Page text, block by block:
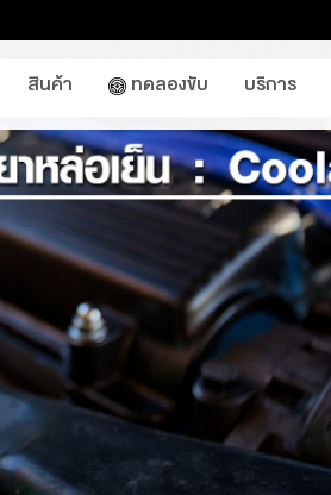
สินค้า ทดลองขับ บริการ